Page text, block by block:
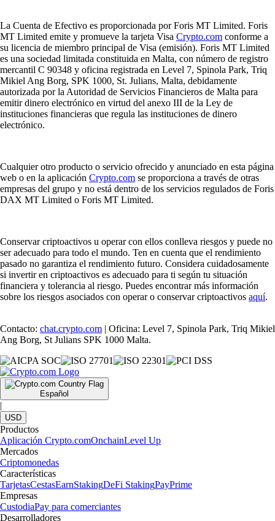
La Cuenta de Efectivo es proporcionada por Foris MT Limited. Foris
MT Limited emite y promueve la tarjeta Visa Crypto.com conforme a
su licencia de miembro principal de Visa (emisión). Foris MT Limited
es una sociedad limitada constituida en Malta, con número de registro
mercantil C 90348 y oficina registrada en Level 7, Spinola Park, Triq
Mikiel Ang Borg, SPK 1000, St. Julians, Malta, debidamente
autorizada por la Autoridad de Servicios Financieros de Malta para
emitir dinero electrónico en virtud del anexo III de la Ley de
instituciones financieras que regula las instituciones de dinero
electrónico.
Cualquier otro producto o servicio ofrecido y anunciado en esta página
web o en la aplicación Crypto.com se proporciona a través de otras
empresas del grupo y no está dentro de los servicios regulados de Foris
DAX MT Limited o Foris MT Limited.
Conservar criptoactivos u operar con ellos conlleva riesgos y puede no
ser adecuado para todo el mundo. Ten en cuenta que el rendimiento
pasado no garantiza el rendimiento futuro. Considera cuidadosamente
si invertir en criptoactivos es adecuado para ti según tu situación
financiera y tolerancia al riesgo. Puedes encontrar más información
sobre los riesgos asociados con operar o conservar criptoactivos aquí.
Contacto: chat.crypto.com | Oficina: Level 7, Spinola Park, Triq Mikiel
Ang Borg, St Julians SPK 1000 Malta.
Español
|
USD
Productos
Aplicación Crypto.comOnchainLevel Up
Mercados
Criptomonedas
Características
TarjetasCestasEarnStakingDeFi StakingPayPrime
Empresas
CustodiaPay para comerciantes
Desarrolladores